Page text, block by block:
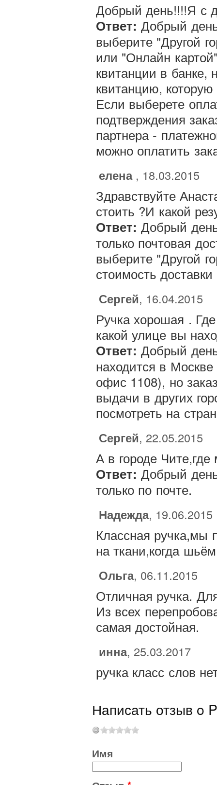
Добрый день!!!!Я с
Ответ: Добрый
выберите "Другой
или "Онлайн
квитанции в
квитанцию,
Если выберете
подтверждения
партнера -
можно оплатить
елена , 18.03.2015
Здравствуйте
стоить ?И какой
Ответ: Добрый
только почтовая
выберите "Другой
стоимость
Сергей, 16.04.2015
Ручка хорошая .
какой улице вы
Ответ: Добрый
находится в
офис 1108), но
выдачи в других
посмотреть на
Сергей, 22.05.2015
А в городе
Ответ: Добрый
только по почте.
Надежда, 19.06.2015
Классная ручка,мы
на ткани,когда
Ольга, 06.11.2015
Отличная ручка.
Из всех
самая достойная.
инна, 25.03.2017
ручка класс слов
Написать отзыв o
Имя